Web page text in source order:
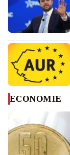
ECONOMIE